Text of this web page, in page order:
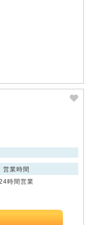
営業時間
時間営業